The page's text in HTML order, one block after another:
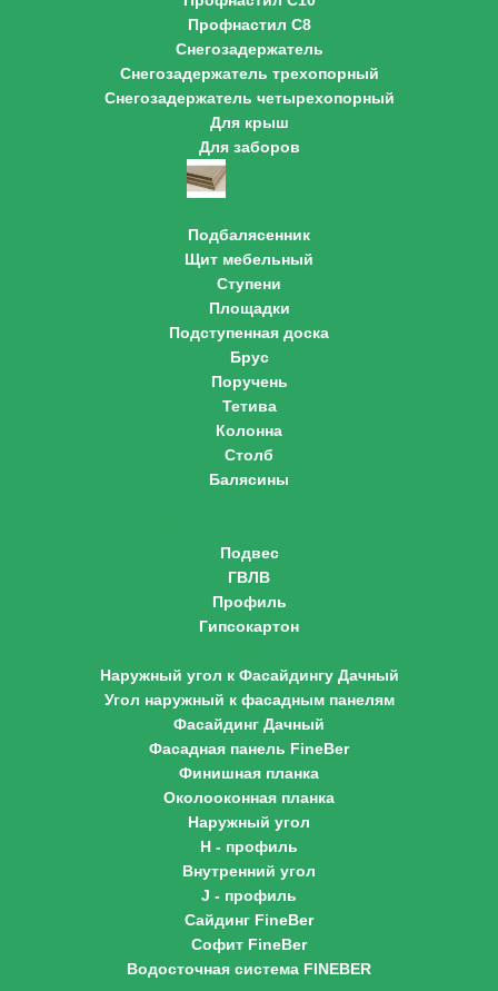
Профнастил С8
Снегозадержатель
Снегозадержатель трехопорный
Снегозадержатель четырехопорный
Для крыш
Для заборов
Подбалясенник
Щит мебельный
Ступени
Площадки
Подступенная доска
Брус
Поручень
Тетива
Колонна
Столб
Балясины
Подвес
ГВЛВ
Профиль
Гипсокартон
Наружный угол к Фасайдингу Дачный
Угол наружный к фасадным панелям
Фасайдинг Дачный
Фасадная панель FineBer
Финишная планка
Околооконная планка
Наружный угол
H - профиль
Внутренний угол
J - профиль
Сайдинг FineBer
Софит FineBer
Водосточная система FINEBER